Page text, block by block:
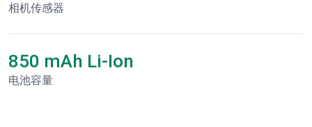
相机传感器
850 mAh Li-Ion
电池容量